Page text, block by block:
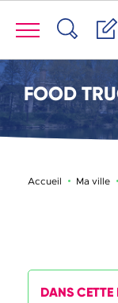
Menu
FOOD
Accueil Ma ville
DANS CETTE
Panneau de gestion des